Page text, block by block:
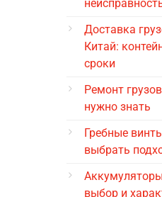
Доставка
Китай:
сроки
Ремонт
нужно знать
Гребные
выбрать
выбор и